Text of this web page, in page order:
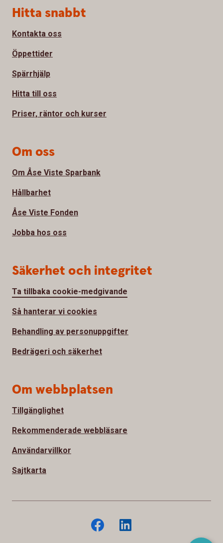
Sidfot
Hitta snabbt
Kontakta oss
Öppettider
Spärrhjälp
Hitta till oss
Priser, räntor och kurser
Om oss
Om Åse Viste Sparbank
Hållbarhet
Åse Viste Fonden
Jobba hos oss
Säkerhet och integritet
Ta tillbaka cookie-medgivande
Så hanterar vi cookies
Behandling av personuppgifter
Bedrägeri och säkerhet
Om webbplatsen
Tillgänglighet
Rekommenderade webbläsare
Användarvillkor
Sajtkarta